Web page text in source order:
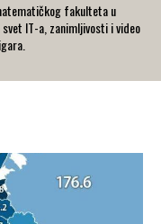
fakulteta u
IT-a, zanimljivosti i video
igara.